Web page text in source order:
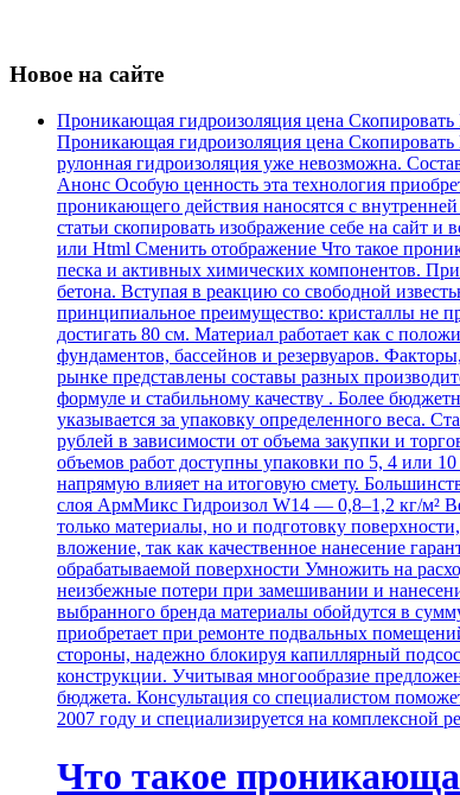
Новое на сайте
Проникающая гидроизоляция цена
Проникающая гидроизоляция цена
рулонная гидроизоляция уже невозможна.
Анонс Особую ценность эта технология
проникающего действия наносятся с
статьи скопировать изображение себе на сайт
или Html Cменить отображение Что такое
песка и активных химических компонентов.
бетона. Вступая в реакцию со свободной
принципиальное преимущество: кристаллы не
достигать 80 см. Материал работает как с
фундаментов, бассейнов и резервуаров.
рынке представлены составы разных
формуле и стабильному качеству . Более
указывается за упаковку определенного веса.
рублей в зависимости от объема закупки и
объемов работ доступны упаковки по 5, 4 или
напрямую влияет на итоговую смету.
слоя АрмМикс Гидроизол W14 — 0,8–1,2 кг/м²
только материалы, но и подготовку
вложение, так как качественное нанесение
обрабатываемой поверхности Умножить на
неизбежные потери при замешивании и
выбранного бренда материалы обойдутся в
приобретает при ремонте подвальных
стороны, надежно блокируя капиллярный
конструкции. Учитывая многообразие
бюджета. Консультация со специалистом
2007 году и специализируется на комплексной
Что такое